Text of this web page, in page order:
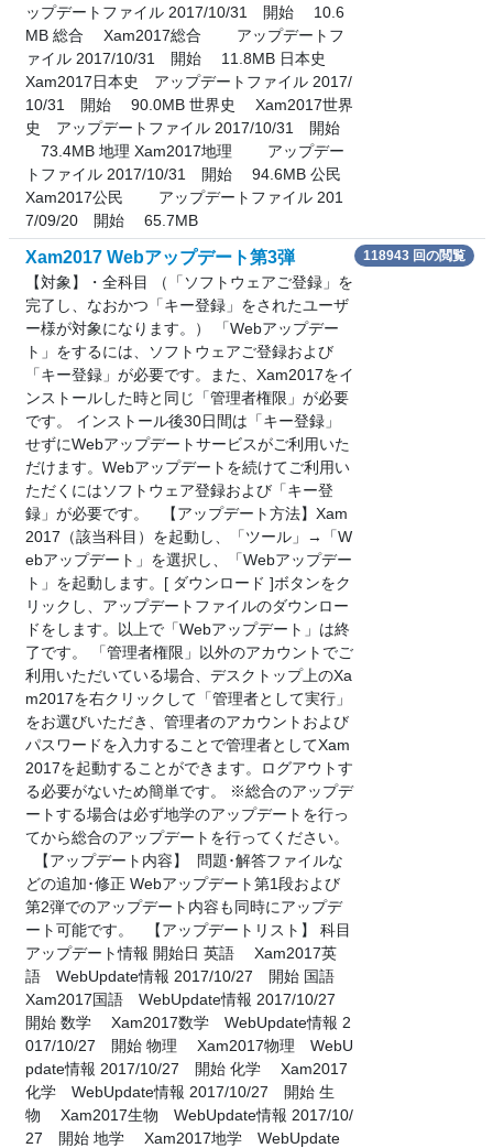
ップデートファイル 2017/10/31 開始 10.6
MB 総合 Xam2017総合 アップデートフ
ァイル 2017/10/31 開始 11.8MB 日本史
Xam2017日本史 アップデートファイル 2017/
10/31 開始 90.0MB 世界史 Xam2017世界
史 アップデートファイル 2017/10/31 開始
73.4MB 地理 Xam2017地理 アップデー
トファイル 2017/10/31 開始 94.6MB 公民
Xam2017公民 アップデートファイル 201
7/09/20 開始 65.7MB
Xam2017 Webアップデート第3弾
【対象】・全科目 （「ソフトウェアご登録」を
完了し、なおかつ「キー登録」をされたユーザ
ー様が対象になります。） 「Webアップデー
ト」をするには、ソフトウェアご登録および
「キー登録」が必要です。また、Xam2017をイ
ンストールした時と同じ「管理者権限」が必要
です。 インストール後30日間は「キー登録」
せずにWebアップデートサービスがご利用いた
だけます。Webアップデートを続けてご利用い
ただくにはソフトウェア登録および「キー登
録」が必要です。 【アップデート方法】Xam
2017（該当科目）を起動し、「ツール」→「W
ebアップデート」を選択し、「Webアップデー
ト」を起動します。[ ダウンロード ]ボタンをク
リックし、アップデートファイルのダウンロー
ドをします。以上で「Webアップデート」は終
了です。 「管理者権限」以外のアカウントでご
利用いただいている場合、デスクトップ上のXa
m2017を右クリックして「管理者として実行」
をお選びいただき、管理者のアカウントおよび
パスワードを入力することで管理者としてXam
2017を起動することができます。ログアウトす
る必要がないため簡単です。 ※総合のアップデ
ートする場合は必ず地学のアップデートを行っ
てから総合のアップデートを行ってください。
【アップデート内容】 問題･解答ファイルな
どの追加･修正 Webアップデート第1段および
第2弾でのアップデート内容も同時にアップデ
ート可能です。 【アップデートリスト】 科目
アップデート情報 開始日 英語 Xam2017英
語 WebUpdate情報 2017/10/27 開始 国語
Xam2017国語 WebUpdate情報 2017/10/27
開始 数学 Xam2017数学 WebUpdate情報 2
017/10/27 開始 物理 Xam2017物理 WebU
pdate情報 2017/10/27 開始 化学 Xam2017
化学 WebUpdate情報 2017/10/27 開始 生
物 Xam2017生物 WebUpdate情報 2017/10/
27 開始 地学 Xam2017地学 WebUpdate
118943 回の閲覧